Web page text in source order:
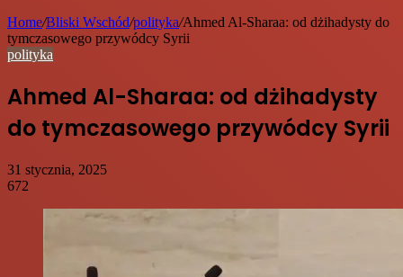
Home/Bliski Wschód/polityka/Ahmed Al-Sharaa: od dżihadysty do
tymczasowego przywódcy Syrii
polityka
Ahmed Al-Sharaa: od dżihadysty
do tymczasowego przywódcy Syrii
31 stycznia, 2025
672